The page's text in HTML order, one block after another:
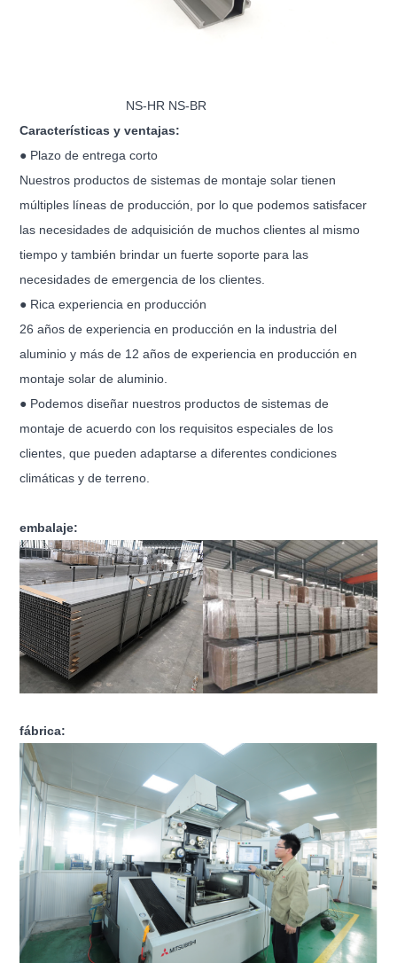
NS-HR NS-BR
Características y ventajas:
● Plazo de entrega corto
Nuestros productos de sistemas de montaje solar tienen
múltiples líneas de producción, por lo que podemos satisfacer
las necesidades de adquisición de muchos clientes al mismo
tiempo y también brindar un fuerte soporte para las
necesidades de emergencia de los clientes.
● Rica experiencia en producción
26 años de experiencia en producción en la industria del
aluminio y más de 12 años de experiencia en producción en
montaje solar de aluminio.
● Podemos diseñar nuestros productos de sistemas de
montaje de acuerdo con los requisitos especiales de los
clientes, que pueden adaptarse a diferentes condiciones
climáticas y de terreno.
embalaje:
fábrica: